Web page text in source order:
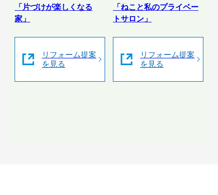
「片づけが楽しくなる
家」
リフォーム提案
を見る
「ねこと私のプライベー
トサロン」
リフォーム提案
を見る